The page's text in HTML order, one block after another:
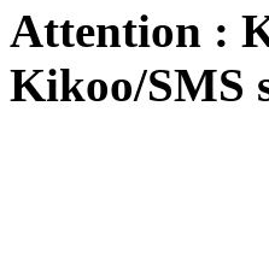
Attention :
Kikoo/SMS